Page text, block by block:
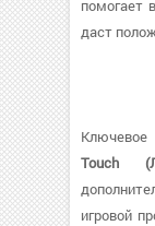
помогает
даст
Ключевое
Touch
игровой